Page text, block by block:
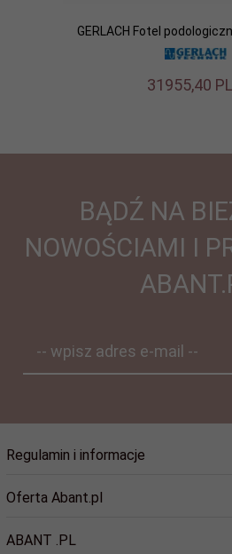
GERLACH Fotel
31955,40
BĄDŹ NA
NOWOŚCIAMI I
-- wpisz adres e-mail --
Regulamin i informacje
Oferta Abant.pl
ABANT .PL